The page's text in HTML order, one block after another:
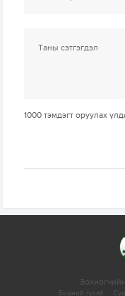
1000 тэмдэгт оруулах
Бидний тухай